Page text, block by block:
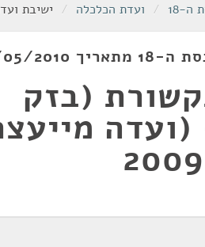
ה-18 / ועדת הכלכלה / ישיבת ועדה
05/2010
(בזק
(ועדה